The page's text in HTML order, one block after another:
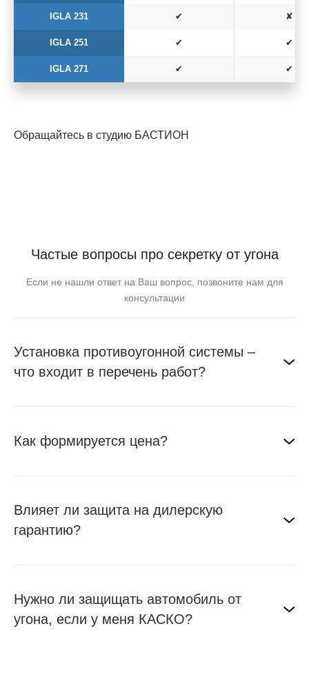
IGLA 231
IGLA 251
IGLA 271
✔
✔
✔
✘
✔
✔
Обращайтесь в студию БАСТИОН
Частые вопросы про секретку от угона
Если не нашли ответ на Ваш вопрос, позвоните нам для
консультации
Установка противоугонной системы –
что входит в перечень работ?
Как формируется цена?
Влияет ли защита на дилерскую
гарантию?
Нужно ли защищать автомобиль от
угона, если у меня КАСКО?